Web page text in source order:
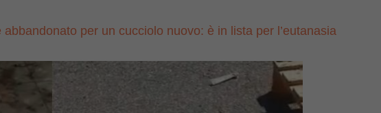
abbandonato per un cucciolo nuovo: è in lista per l’eutanasia